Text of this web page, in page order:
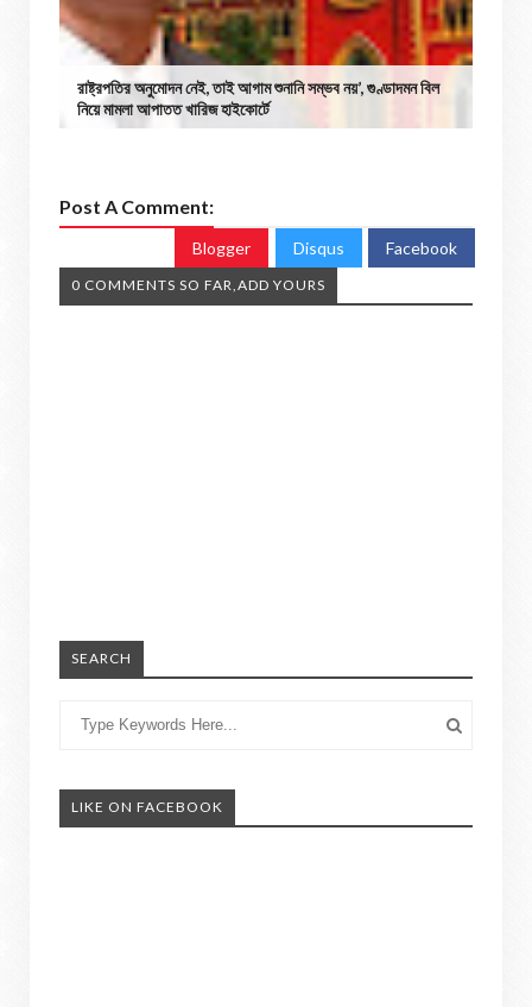
রাষ্ট্রপতির অনুমোদন নেই, তাই আগাম শুনানি সম্ভব নয়’, গুণ্ডাদমন বিল
নিয়ে মামলা আপাতত খারিজ হাইকোর্টে
Post A Comment:
Blogger Disqus Facebook
0 COMMENTS SO FAR,ADD YOURS
SEARCH
LIKE ON FACEBOOK